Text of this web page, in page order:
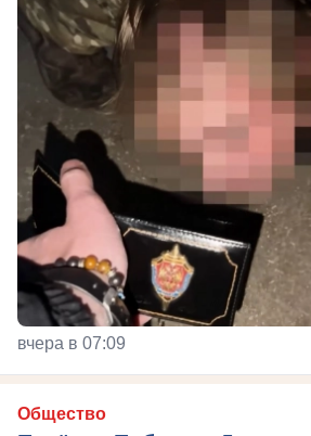
вчера в 07:09
Общество